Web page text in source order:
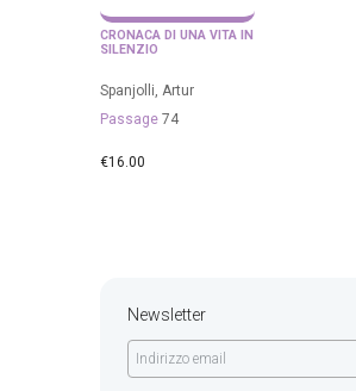
CRONACA DI UNA VITA IN
SILENZIO
Spanjolli, Artur
Passage 74
€16.00
Newsletter